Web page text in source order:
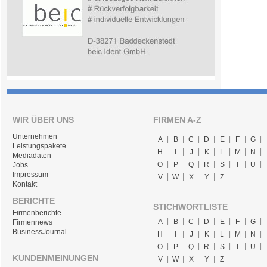
WIR ÜBER UNS
Unternehmen
Leistungspakete
Mediadaten
Jobs
Impressum
Kontakt
BERICHTE
Firmenberichte
Firmennews
BusinessJournal
KUNDENMEINUNGEN
FIRMEN A-Z
A B C D E F
G
H
J K L M
N
O
P Q R S T
U
V
W X Y Z
STICHWORTLISTE
A B C D E F
G
H
J K L M
N
O
P Q R S T
U
V
W X Y Z